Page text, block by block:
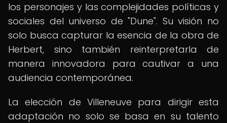
los personajes y las complejidades políticas y
sociales del universo de "Dune". Su visión no
solo busca capturar la esencia de la obra de
Herbert, sino también reinterpretarla de
manera innovadora para cautivar a una
audiencia contemporánea.
La elección de Villeneuve para dirigir esta
adaptación no solo se basa en su talento